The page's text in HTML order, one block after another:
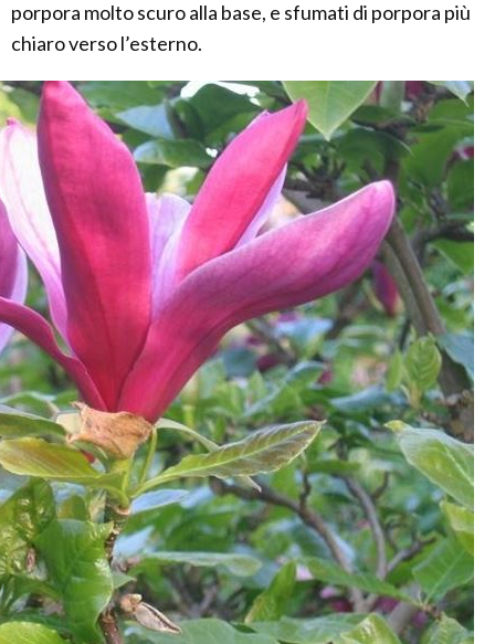
porpora molto scuro alla base, e sfumati di porpora più
chiaro verso l’esterno.